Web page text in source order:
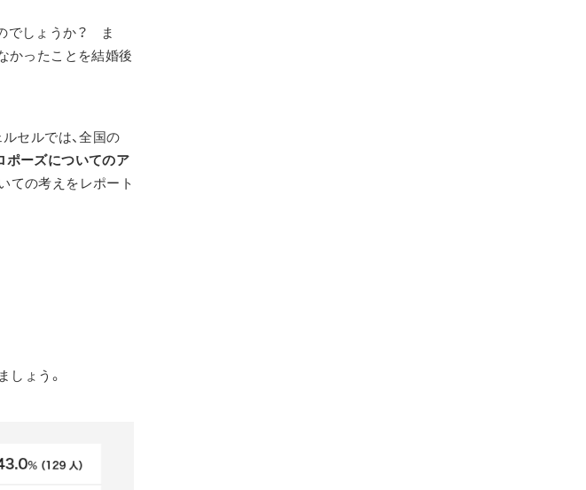
しょうか？　ま
かったことを結婚後
セルでは、全国の
ポーズについてのア
ての考えをレポート
しょう。